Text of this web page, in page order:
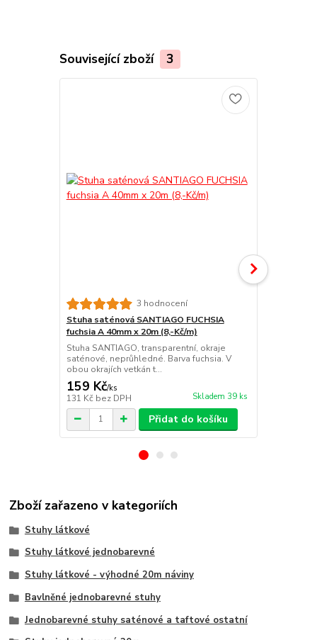
Související zboží 3
3 hodnocení
Stuha saténová SANTIAGO FUCHSIA
fuchsia A 40mm x 20m (8,-Kč/m)
Stuha SANTIAGO, transparentní, okraje
saténové, neprůhledné. Barva fuchsia. V
obou okrajích vetkán t...
159 Kč/ks
131 Kč bez DPH Skladem 39 ks
Přidat do košíku
Zboží zařazeno v kategoriích
Stuhy látkové
Stuhy látkové jednobarevné
Stuhy látkové - výhodné 20m náviny
Bavlněné jednobarevné stuhy
Jednobarevné stuhy saténové a taftové ostatní